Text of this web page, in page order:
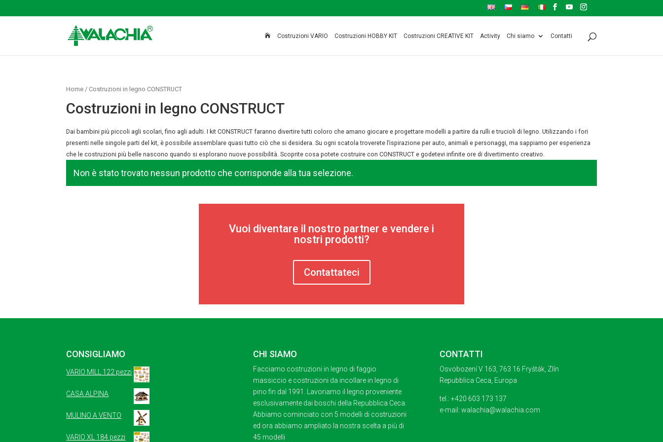
 Costruzioni VARIO Costruzioni HOBBY KIT Costruzioni CREATIVE KIT Activity Chi siamo Contatti
Home / Costruzioni in legno CONSTRUCT
Costruzioni in legno CONSTRUCT
Dai bambini più piccoli agli scolari, fino agli adulti. I kit CONSTRUCT faranno divertire tutti coloro che amano giocare e progettare modelli a partire da rulli e trucioli di legno. Utilizzando i fori
presenti nelle singole parti del kit, è possibile assemblare quasi tutto ciò che si desidera. Su ogni scatola troverete l’ispirazione per auto, animali e personaggi, ma sappiamo per esperienza
che le costruzioni più belle nascono quando si esplorano nuove possibilità. Scoprite cosa potete costruire con CONSTRUCT e godetevi infinite ore di divertimento creativo.
Non è stato trovato nessun prodotto che corrisponde alla tua selezione.
Vuoi diventare il nostro partner e vendere i
nostri prodotti?
Contattateci
CONSIGLIAMO
VARIO MILL 122 pezzi
CASA ALPINA
MULINO A VENTO
VARIO XL 184 pezzi
CHI SIAMO
Facciamo costruzioni in legno di faggio
massiccio e costruzioni da incollare in legno di
pino fin dal 1991. Lavoriamo il legno proveniente
esclusivamente dai boschi della Repubblica Ceca.
Abbiamo cominciato con 5 modelli di costruzioni
ed ora abbiamo ampliato la nostra scelta a più di
45 modelli
CONTATTI
Osvobození V 163, 763 16 Fryšták, Zlín
Repubblica Ceca, Europa
tel.: +420 603 173 137
e-mail: walachia@walachia.com